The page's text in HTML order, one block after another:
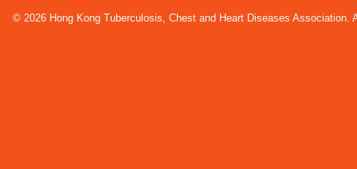
© 2026 Hong Kong Tuberculosis, Chest and Heart Diseases Association.